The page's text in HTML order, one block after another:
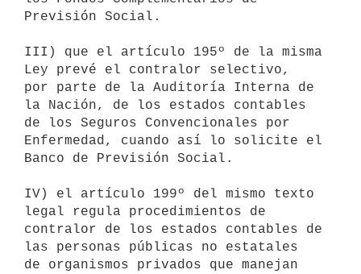
Previsión Social.
III) que el artículo 195º de la misma
Ley prevé el contralor selectivo,
por parte de la Auditoría Interna de
la Nación, de los estados contables
de los Seguros Convencionales por
Enfermedad, cuando así lo solicite el
Banco de Previsión Social.
IV) el artículo 199º del mismo texto
legal regula procedimientos de
contralor de los estados contables de
las personas públicas no estatales
de organismos privados que manejan